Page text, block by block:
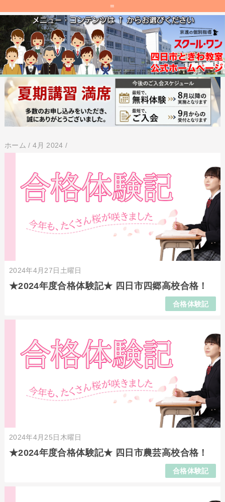
=
ホーム /4月 2024 /
2024年4月27日土曜日
★2024年度合格体験記★ 四日市四郷高校合格！
合格体験記
2024年4月25日木曜日
★2024年度合格体験記★ 四日市農芸高校合格！
合格体験記